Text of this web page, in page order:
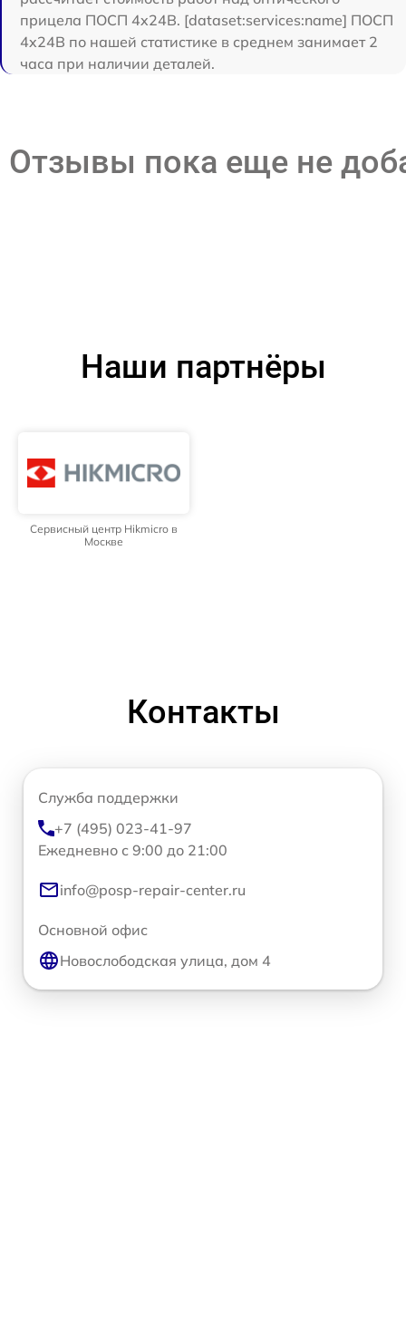
прицела ПОСП 4x24B. [dataset:services:name] ПОСП
4x24B по нашей статистике в среднем занимает 2
часа при наличии деталей.
Отзывы пока еще не
Наши партнёры
Сервисный центр Hikmicro в
Москве
Контакты
Служба поддержки
+7 (495) 023-41-97
Ежедневно с 9:00 до 21:00
info@posp-repair-center.ru
Основной офис
Новослободская улица, дом 4